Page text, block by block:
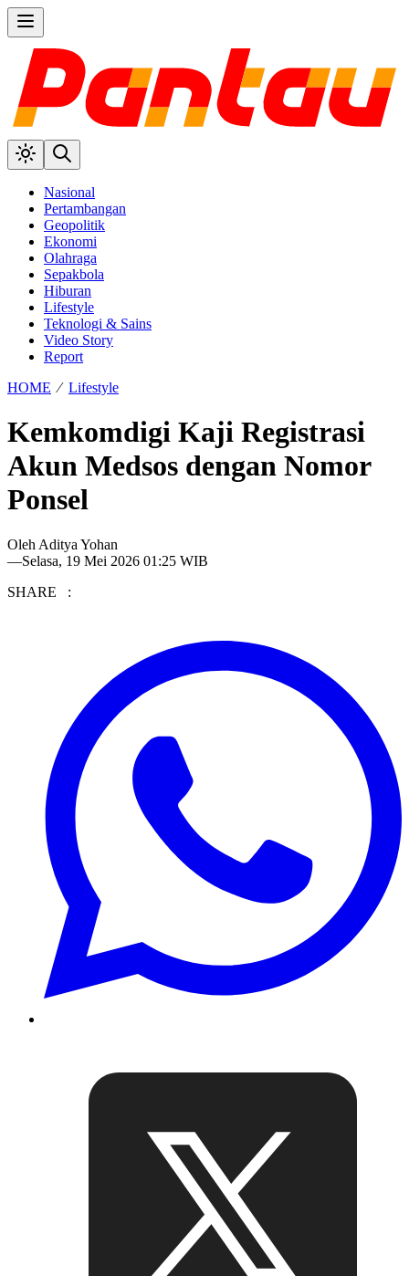
Nasional
Pertambangan
Geopolitik
Ekonomi
Olahraga
Sepakbola
Hiburan
Lifestyle
Teknologi & Sains
Video Story
Report
HOME ⁄ Lifestyle
Kemkomdigi Kaji Registrasi
Akun Medsos dengan Nomor
Ponsel
Oleh Aditya Yohan
—Selasa, 19 Mei 2026 01:25 WIB
SHARE :